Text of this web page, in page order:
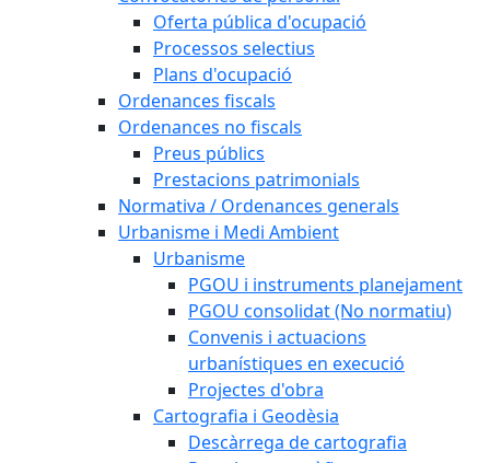
Oferta pública d'ocupació
Processos selectius
Plans d'ocupació
Ordenances fiscals
Ordenances no fiscals
Preus públics
Prestacions patrimonials
Normativa / Ordenances generals
Urbanisme i Medi Ambient
Urbanisme
PGOU i instruments planejament
PGOU consolidat (No normatiu)
Convenis i actuacions
urbanístiques en execució
Projectes d'obra
Cartografia i Geodèsia
Descàrrega de cartografia